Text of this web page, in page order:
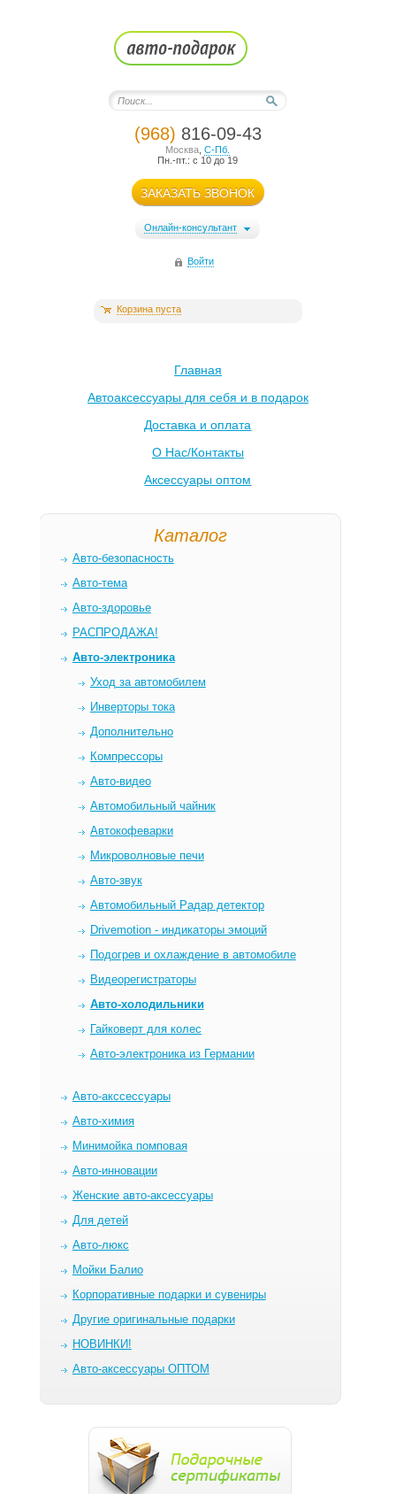
(968) 816-09-43
Москва ,С-Пб.
Пн.-пт.: с 10 до 19
ЗАКАЗАТЬ ЗВОНОК
Онлайн-консультант
Войти
Корзина пуста
Главная
Автоаксессуары для себя и в подарок
Доставка и оплата
О Нас/Контакты
Аксессуары оптом
Каталог
Авто-безопасность
Авто-тема
Авто-здоровье
РАСПРОДАЖА!
Авто-электроника
Уход за автомобилем
Инверторы тока
Дополнительно
Компрессоры
Авто-видео
Автомобильный чайник
Автокофеварки
Микроволновые печи
Авто-звук
Автомобильный Радар детектор
Drivemotion - индикаторы эмоций
Подогрев и охлаждение в автомобиле
Видеорегистраторы
Авто-холодильники
Гайковерт для колес
Авто-электроника из Германии
Авто-акссессуары
Авто-химия
Минимойка помповая
Авто-инновации
Женские авто-аксессуары
Для детей
Авто-люкс
Мойки Балио
Корпоративные подарки и сувениры
Другие оригинальные подарки
НОВИНКИ!
Авто-аксессуары ОПТОМ